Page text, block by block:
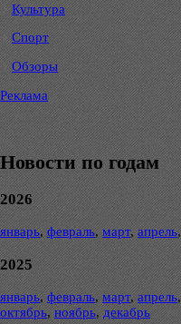
Культура
Спорт
Обзоры
Реклама
Новости по годам
2026
январь, февраль, март, апрель,
2025
январь, февраль, март, апрель,
октябрь, ноябрь, декабрь